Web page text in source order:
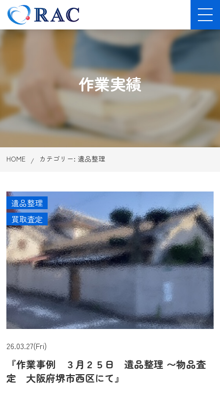
作業実績
HOME カテゴリー: 遺品整理
26.03.27(Fri)
『作業事例 ３月２５日 遺品整理 〜物品査
定 大阪府堺市西区にて』
遺品整理
買取査定